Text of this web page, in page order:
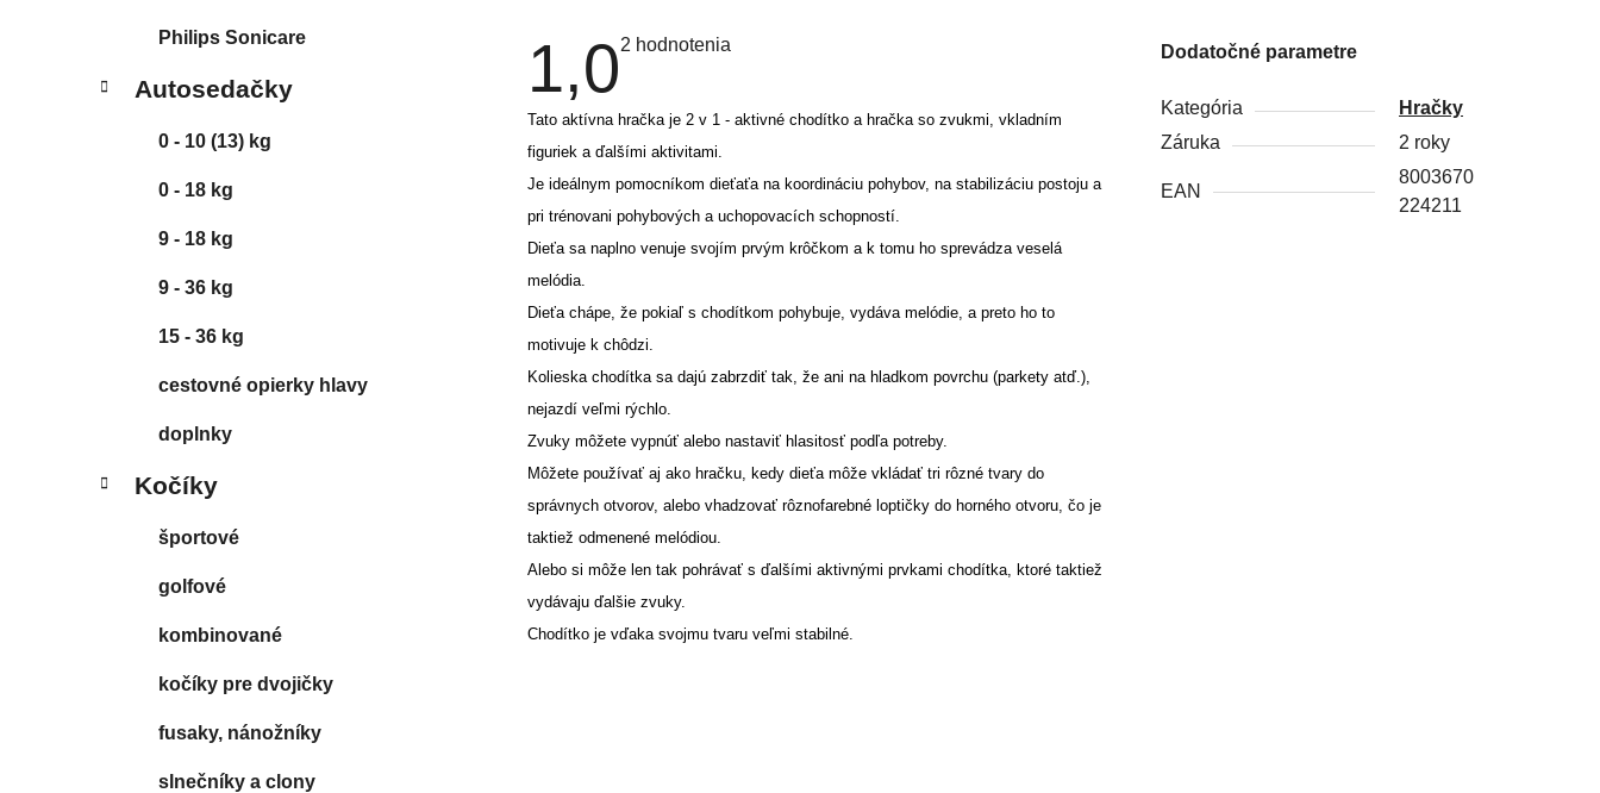
Philips Sonicare
Autosedačky
0 - 10 (13) kg
0 - 18 kg
9 - 18 kg
9 - 36 kg
15 - 36 kg
cestovné opierky hlavy
doplnky
Kočíky
športové
golfové
kombinované
kočíky pre dvojičky
fusaky, nánožníky
slnečníky a clony
1,0Priemerné
1,0
5
hviezdičiek.
2 hodnotenia
Tato aktívna hračka je 2 v 1 - aktivné chodítko a hračka so zvukmi, vkladním
figuriek a ďalšími aktivitami.
Je ideálnym pomocníkom dieťaťa na koordináciu pohybov, na stabilizáciu postoju a
pri trénovani pohybových a uchopovacích schopností.
Dieťa sa naplno venuje svojím prvým krôčkom a k tomu ho sprevádza veselá
melódia.
Dieťa chápe, že pokiaľ s chodítkom pohybuje, vydáva melódie, a preto ho to
motivuje k chôdzi.
Kolieska chodítka sa dajú zabrzdiť tak, že ani na hladkom povrchu (parkety atď.),
nejazdí veľmi rýchlo.
Zvuky môžete vypnúť alebo nastaviť hlasitosť podľa potreby.
Môžete používať aj ako hračku, kedy dieťa môže vkládať tri rôzné tvary do
správnych otvorov, alebo vhadzovať rôznofarebné loptičky do horného otvoru, čo je
taktiež odmenené melódiou.
Alebo si môže len tak pohrávať s ďalšími aktivnými prvkami chodítka, ktoré taktiež
vydávaju ďalšie zvuky.
Chodítko je vďaka svojmu tvaru veľmi stabilné.
Dodatočné parametre
Kategória
Hračky
Záruka
2 roky
EAN
8003670
224211